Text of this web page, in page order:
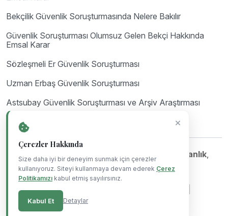
Bekçilik Güvenlik Soruşturmasında Nelere Bakılır
Güvenlik Soruşturması Olumsuz Gelen Bekçi Hakkında
Emsal Karar
Sözleşmeli Er Güvenlik Soruşturması
Uzman Erbaş Güvenlik Soruşturması
Astsubay Güvenlik Soruşturması ve Arşiv Araştırması
©Copyright 2023-2026 Mil Hukuk & Danışmanlık,
Powered ByBlue Ajans
Gizlilik Politikası
KVKK Aydınlatma Metni
Çerezler Hakkında
Size daha iyi bir deneyim sunmak için çerezler
kullanıyoruz. Siteyi kullanmaya devam ederek Çerez
Politikamızı kabul etmiş sayılırsınız.
Kabul Et Detaylar